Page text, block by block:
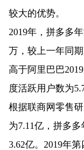
较大的优势。
2019年，拼多多
万，较上一年同
高于阿里巴巴
度活跃用户数为
根据联商网零售
为7.11亿，拼多
3.62亿。2019年